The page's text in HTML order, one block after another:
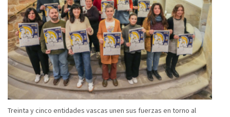
Treinta y cinco entidades vascas unen sus fuerzas en torno al